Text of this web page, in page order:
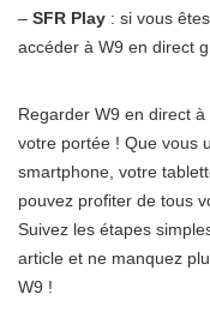
– SFR Play : si vous
accéder à W9 en direct
Regarder W9 en direct
votre portée ! Que vous
smartphone, votre
pouvez profiter de tous
Suivez les étapes
article et ne manquez
W9 !